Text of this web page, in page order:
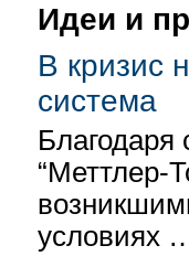
Идеи и
В кризис
система
“Меттлер-
условиях